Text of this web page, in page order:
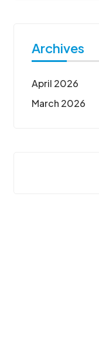
Archives
April 2026
March 2026